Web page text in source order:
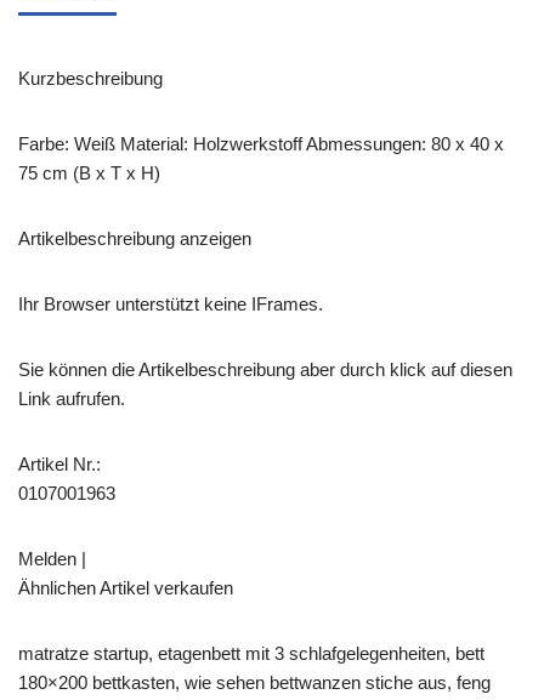
Kurzbeschreibung
Farbe: Weiß Material: Holzwerkstoff Abmessungen: 80 x 40 x
75 cm (B x T x H)
Artikelbeschreibung anzeigen
Ihr Browser unterstützt keine IFrames.
Sie können die Artikelbeschreibung aber durch klick auf diesen
Link aufrufen.
Artikel Nr.:
0107001963
Melden |
Ähnlichen Artikel verkaufen
matratze startup, etagenbett mit 3 schlafgelegenheiten, bett
180×200 bettkasten, wie sehen bettwanzen stiche aus, feng